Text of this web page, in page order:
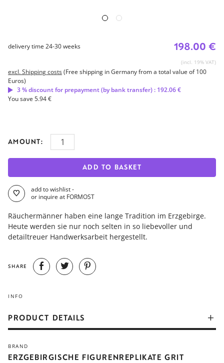
198.00 €
(incl. 19% VAT)
delivery time 24-30 weeks
excl. Shipping costs(Free shipping in Germany from a total value of 100
Euros)
3 % discount for prepayment (by bank transfer) : 192.06 €
You save 5.94 €
AMOUNT:
ADD TO BASKET
add to wishlist -
or inquire at FORMOST
Räuchermänner haben eine lange Tradition im Erzgebirge.
Heute werden sie nur noch selten in so liebevoller und
detailtreuer Handwerksarbeit hergestellt.
SHARE
INFO
PRODUCT DETAILS
Herstellung und sein Gebrauch sind heute ein fester
BRAND
ERZGEBIRGISCHE FIGURENREPLIKATE GRIT